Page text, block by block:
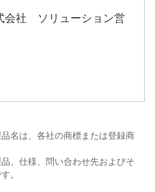
会社 ソリューション営
名は、各社の商標または登録商
、仕様、問い合わせ先およびそ
。